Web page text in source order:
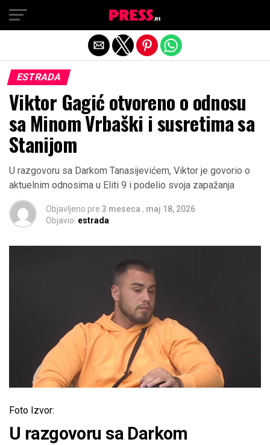
ESTRADA
Viktor Gagić otvoreno o odnosu
sa Minom Vrbaški i susretima sa
Stanijom
U razgovoru sa Darkom Tanasijevićem, Viktor je govorio o
aktuelnim odnosima u Eliti 9 i podelio svoja zapažanja
Objavljeno pre 3 meseca , maj 18, 2026
Objavio: estrada
Foto Izvor:
U razgovoru sa Darkom
Exit mobile version